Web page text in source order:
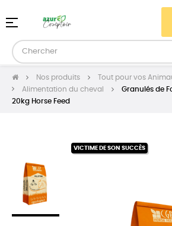
Basculer
navigation
☰
Nos produits Tout pour vos
Alimentation du cheval
Granulés de
20kg Horse Feed
VICTIME DE SON SUCCÈS